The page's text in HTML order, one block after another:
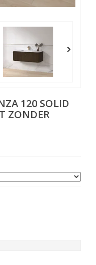
120 SOLID
ZONDER